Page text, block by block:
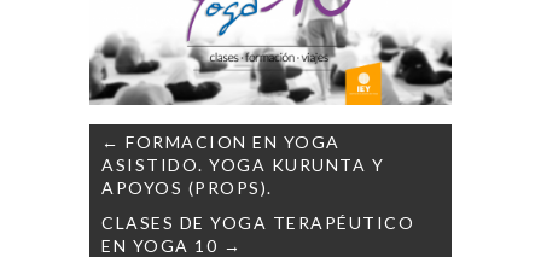
Navegación
de
entradas
← FORMACION EN YOGA
ASISTIDO. YOGA KURUNTA Y
APOYOS (PROPS).
CLASES DE YOGA TERAPÉUTICO
EN YOGA 10 →